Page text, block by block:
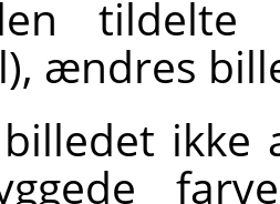
tildelte
ændres
ikke